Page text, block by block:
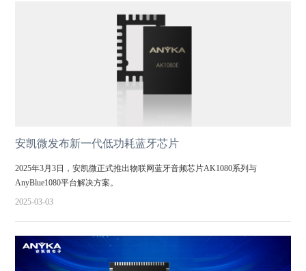
安凯微发布新一代低功耗蓝牙芯片
2025年3月3日，安凯微正式推出物联网蓝牙音频芯片AK1080系列与
AnyBlue1080平台解决方案。
2025-03-03